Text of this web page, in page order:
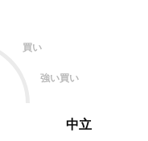
買い
強い買い
中立